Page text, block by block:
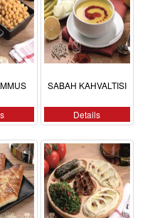
SABAH KAHVALTISI
Details